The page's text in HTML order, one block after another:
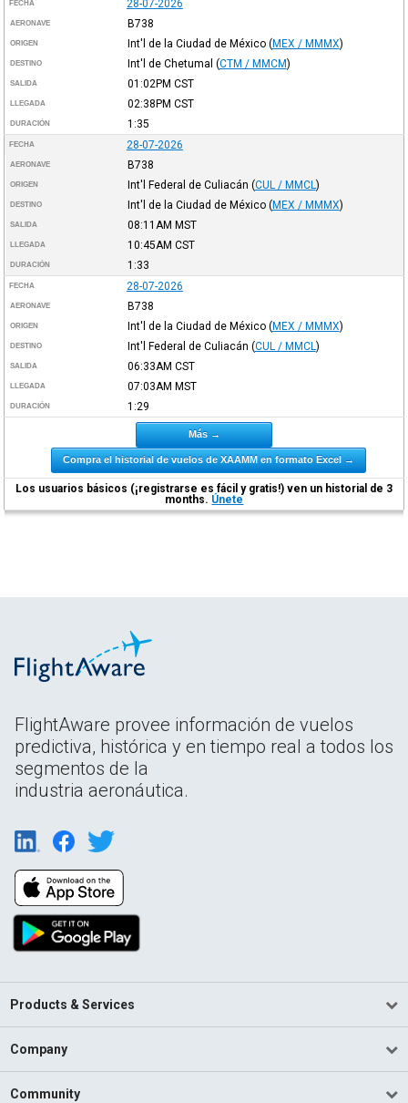
FECHA 28-07-2026
AERONAVE B738
ORIGEN Int'l de la Ciudad de México (MEX / MMMX)
DESTINO Int'l de Chetumal (CTM / MMCM)
SALIDA 01:02PM CST
LLEGADA 02:38PM CST
DURACIÓN 1:35
FECHA 28-07-2026
AERONAVE B738
ORIGEN Int'l Federal de Culiacán (CUL / MMCL )
DESTINO Int'l de la Ciudad de México (MEX / MMMX)
SALIDA 08:11AM MST
LLEGADA 10:45AM CST
DURACIÓN 1:33
FECHA 28-07-2026
AERONAVE B738
ORIGEN Int'l de la Ciudad de México (MEX / MMMX)
DESTINO Int'l Federal de Culiacán (CUL / MMCL )
SALIDA 06:33AM CST
LLEGADA 07:03AM MST
DURACIÓN 1:29
Más →
Compra el historial de vuelos de XAAMM en formato Excel →
Los usuarios básicos (¡registrarse es fácil y gratis!) ven un historial de 3
months. Únete
FlightAware provee información de vuelos
predictiva, histórica y en tiempo real a todos los
segmentos de la
industria aeronáutica.
Products & Services
Company
Community